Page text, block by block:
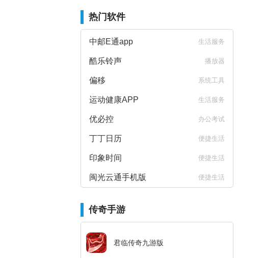
热门软件
中邮E通app 生活服务
酷乐铃声 播放器
偏移 系统工具
运动健康APP 生活服务
优必控 办公考试
丁丁日历 便捷生活
印象时间 便捷生活
闽光云通手机版 便捷生活
传奇手游
君临传奇九游版